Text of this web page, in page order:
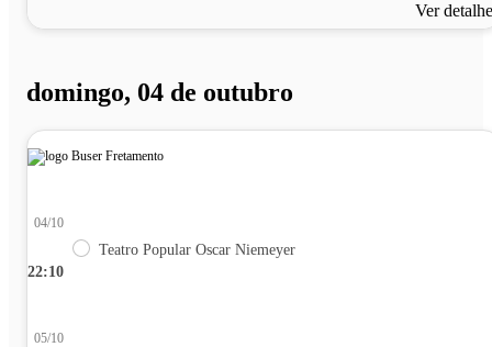
Ver
domingo, 04 de outubro
22:10
04/10
Teatro Popular Oscar Niemeyer
05/10